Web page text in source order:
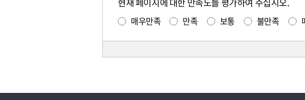
매우만족 만족 보통 불만족